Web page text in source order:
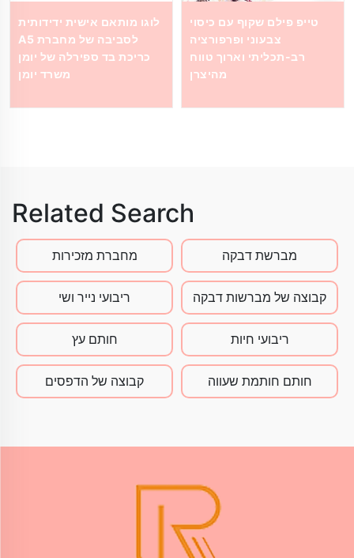
טייפ פילם שקוף עם כיסוי
צבעוני ופרפורציה
רב-תכליתי וארוך טווח
מהיצרן
לוגו מותאם אישית ידידותית
לסביבה של מחברת A5
כריכת בד ספירלה של יומן
משרד יומן
Related Search
מברשת דבקה מחברת מזכירות
קבוצה של מברשות דבקה ריבועי נייר ושי
ריבועי חיות חותם עץ
חותם חותמת שעווה קבוצה של הדפסים